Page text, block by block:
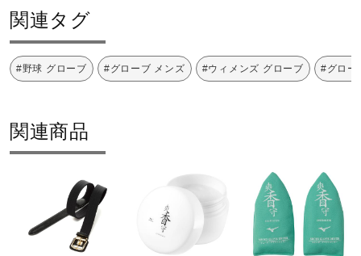
関連タグ
#野球 グローブ #グローブ メンズ #ウィメンズ グローブ #グロー
関連商品